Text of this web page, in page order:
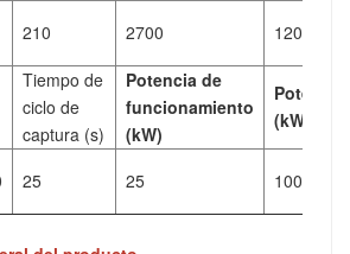
210 2700
Tiempo de
ciclo de
captura (s)
Potencia de
funcionamiento
(kW)
(kW)
25 25 100